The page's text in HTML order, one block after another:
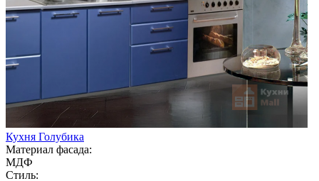
Кухня Голубика
Материал фасада:
МДФ
Стиль: